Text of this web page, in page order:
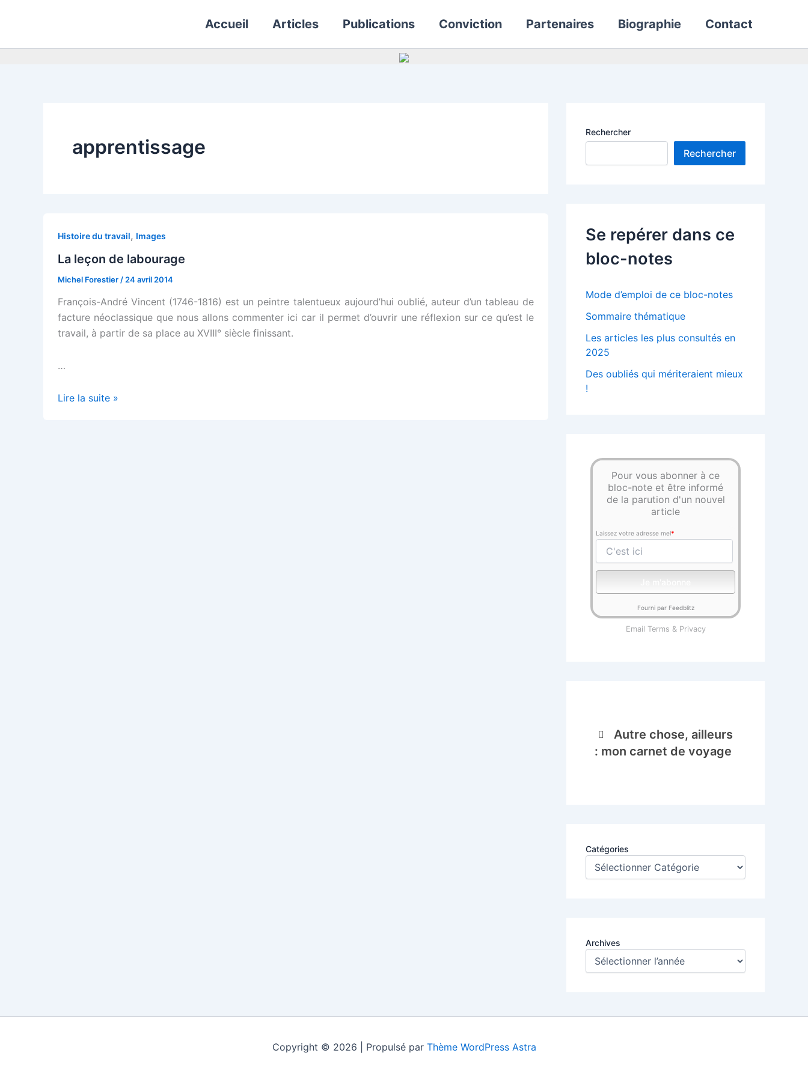
Accueil Articles Publications Conviction Partenaires Biographie Contact
apprentissage
Histoire du travail, Images
La leçon de labourage
Michel Forestier / 24 avril 2014
François-André Vincent (1746-1816) est un peintre talentueux aujourd’hui oublié, auteur d’un tableau de
facture néoclassique que nous allons commenter ici car il permet d’ouvrir une réflexion sur ce qu’est le
travail, à partir de sa place au XVIII° siècle finissant.
…
La
Lire la suite »
Rechercher
Rechercher
Se repérer dans ce
bloc-notes
Mode d’emploi de ce bloc-notes
Sommaire thématique
Les articles les plus consultés en
2025
Des oubliés qui mériteraient mieux
!
Pour vous abonner à ce
bloc-note et être informé
de la parution d'un nouvel
article
Laissez votre adresse mel*
Fourni par Feedblitz
Email Terms & Privacy
Autre chose, ailleurs
: mon carnet de voyage
Catégories
Archives
Copyright © 2026 | Propulsé par Thème WordPress Astra